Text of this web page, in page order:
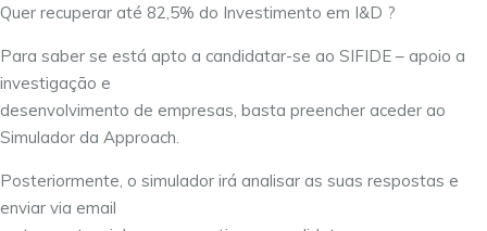
Quer recuperar até 82,5% do Investimento em I&D ?
Para saber se está apto a candidatar-se ao SIFIDE – apoio a
investigação e
desenvolvimento de empresas, basta preencher aceder ao
Simulador da Approach.
Posteriormente, o simulador irá analisar as suas respostas e
enviar via email